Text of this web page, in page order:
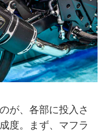
が、各部に投入さ
度。まず、マフラ